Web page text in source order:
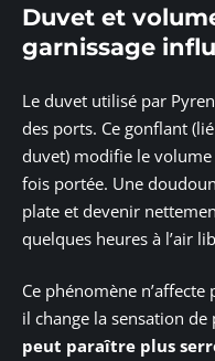
Duvet et
garnissage
Le duvet utilisé par
des ports. Ce gonflant
duvet) modifie le
fois portée. Une
plate et devenir
quelques heures à l’air
Ce phénomène
il change la sensation de
peut paraître plus